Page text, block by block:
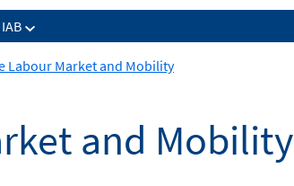
Labour Market and Mobility
and Mobility